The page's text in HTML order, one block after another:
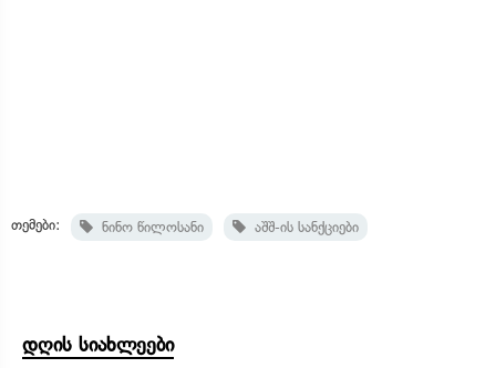
თემები: ნინო წილოსანი აშშ-ის სანქციები
დღის სიახლეები